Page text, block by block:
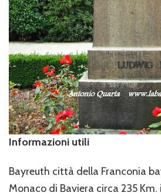
Informazioni utili
Bayreuth città della Franconia
Monaco di Baviera circa 235